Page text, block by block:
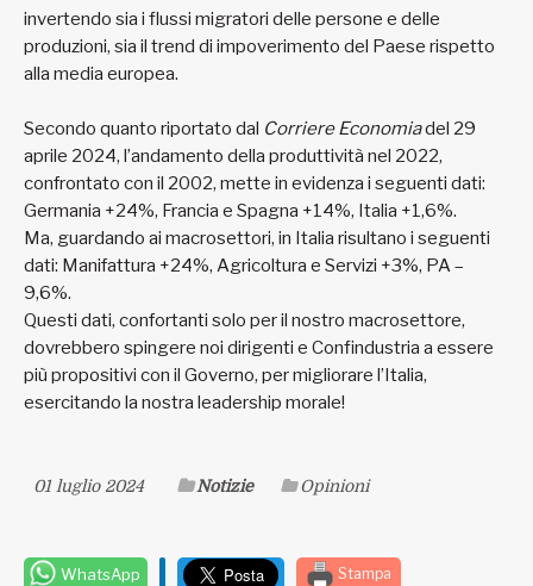
invertendo sia i flussi migratori delle persone e delle
produzioni, sia il trend di impoverimento del Paese rispetto
alla media europea.
Secondo quanto riportato dal Corriere Economiadel 29
aprile 2024, l’andamento della produttività nel 2022,
confrontato con il 2002, mette in evidenza i seguenti dati:
Germania +24%, Francia e Spagna +14%, Italia +1,6%.
Ma, guardando ai macrosettori, in Italia risultano i seguenti
dati: Manifattura +24%, Agricoltura e Servizi +3%, PA –
9,6%.
Questi dati, confortanti solo per il nostro macrosettore,
dovrebbero spingere noi dirigenti e Confindustria a essere
più propositivi con il Governo, per migliorare l’Italia,
esercitando la nostra leadership morale!
01 luglio 2024 Notizie Opinioni
WhatsApp Stampa